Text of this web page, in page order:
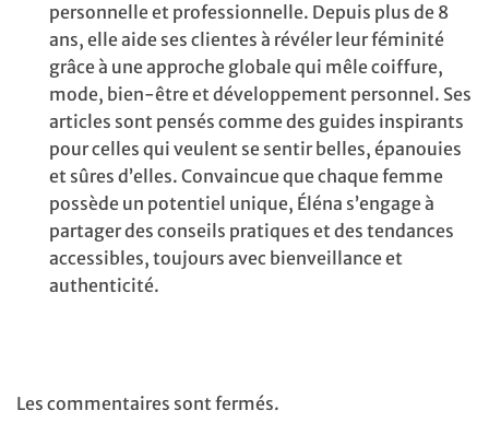
personnelle et professionnelle. Depuis plus de 8
ans, elle aide ses clientes à révéler leur féminité
grâce à une approche globale qui mêle coiffure,
mode, bien-être et développement personnel. Ses
articles sont pensés comme des guides inspirants
pour celles qui veulent se sentir belles, épanouies
et sûres d’elles. Convaincue que chaque femme
possède un potentiel unique, Éléna s’engage à
partager des conseils pratiques et des tendances
accessibles, toujours avec bienveillance et
authenticité.
Les commentaires sont fermés.